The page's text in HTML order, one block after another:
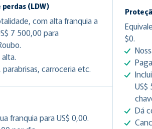
(LDW)
com alta franquia a
7 500,00 para
carroceria etc.
franquia para US$ 0,00.
$0.
US$
Dá